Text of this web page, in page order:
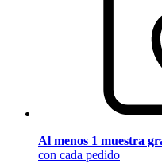
Al menos 1 muestra
con cada pedido